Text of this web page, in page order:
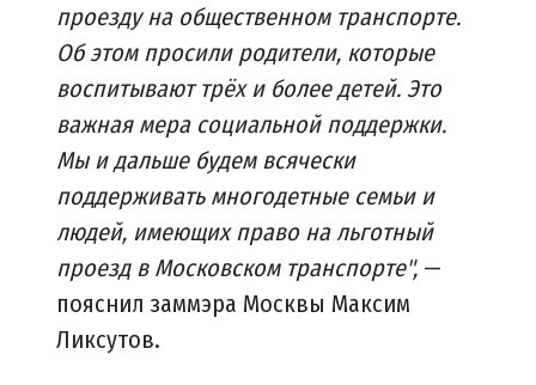
проезду на общественном транспорте.
Об этом просили родители, которые
воспитывают трёх и более детей. Это
важная мера социальной поддержки.
Мы и дальше будем всячески
поддерживать многодетные семьи и
людей, имеющих право на льготный
проезд в Московском транспорте", —
пояснил заммэра Москвы Максим
Ликсутов.